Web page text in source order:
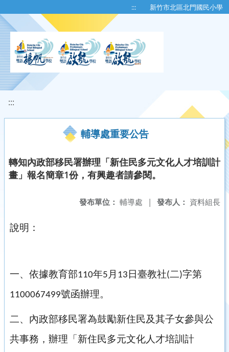
::: 新竹市北區北門國民小學
:::
輔導處重要公告
轉知內政部移民署辦理「新住民多元文化人才培訓計
畫」報名簡章1份，有興趣者請參閱。
發布人： 資料組長
發布單位： 輔導處 |
說明：
一、依據教育部110年5 月 13 日臺教社(二)字第
1100067499號函辦理。
二、內政部移民署為鼓勵新住民及其子女參與公
共事務，辦理「新住民多元文化人才培訓計